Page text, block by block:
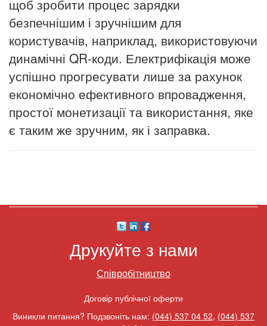
щоб зробити процес зарядки
безпечнішим і зручнішим для
користувачів, наприклад, використовуючи
динамічні QR-коди. Електрифікація може
успішно прогресувати лише за рахунок
економічно ефективного впровадження,
простої монетизації та використання, яке
є таким же зручним, як і заправка.
Друкуйте з нами
Співробітництво
Договір публічної оферти
Виникли питання? Подзвоніть нам: (044) 537 04 52, (044) 537